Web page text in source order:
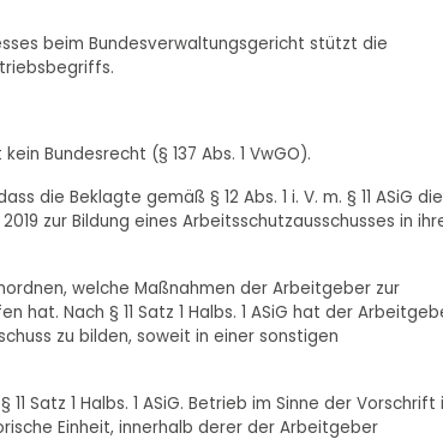
beim Bundesverwaltungsgericht stützt die
Bundesrecht (§ 137 Abs. 1 VwGO).
die Beklagte gemäß § 12 Abs. 1 i. V. m. § 11 ASiG die
zur Bildung eines Arbeitsschutzausschusses in
welche Maßnahmen der Arbeitgeber zur
Nach § 11 Satz 1 Halbs. 1 ASiG hat der
zu bilden, soweit in einer sonstigen
Satz 1 Halbs. 1 ASiG. Betrieb im Sinne der Vorschrift
Einheit, innerhalb derer der Arbeitgeber